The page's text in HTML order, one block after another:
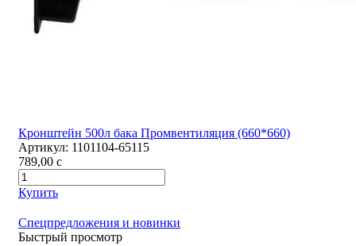
Кронштейн 500л бака Промвентиляция (660*660)
Артикул: 1101104-65115
789,00 c
Купить
Спецпредложения и новинки
Быстрый просмотр